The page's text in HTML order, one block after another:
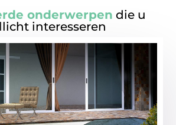
onderwerpen die u
interesseren